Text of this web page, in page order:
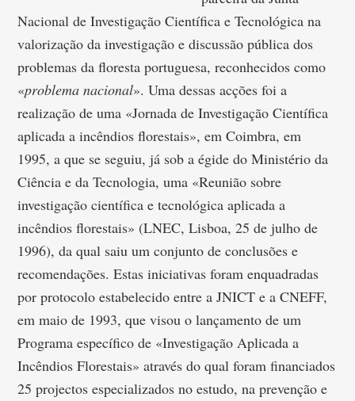
Nacional de Investigação Científica e Tecnológica na
valorização da investigação e discussão pública dos
problemas da floresta portuguesa, reconhecidos como
«problema nacional». Uma dessas acções foi a
realização de uma «Jornada de Investigação Científica
aplicada a incêndios florestais», em Coimbra, em
1995, a que se seguiu, já sob a égide do Ministério da
Ciência e da Tecnologia, uma «Reunião sobre
investigação científica e tecnológica aplicada a
incêndios florestais» (LNEC, Lisboa, 25 de julho de
1996), da qual saiu um conjunto de conclusões e
recomendações. Estas iniciativas foram enquadradas
por protocolo estabelecido entre a JNICT e a CNEFF,
em maio de 1993, que visou o lançamento de um
Programa específico de «Investigação Aplicada a
Incêndios Florestais» através do qual foram financiados
25 projectos especializados no estudo, na prevenção e